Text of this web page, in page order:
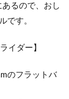
るので、おし
です。
イダー】
のフラットバ